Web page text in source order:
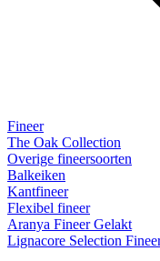
Fineer
The Oak Collection
Overige fineersoorten
Balkeiken
Kantfineer
Flexibel fineer
Aranya Fineer Gelakt
Lignacore Selection